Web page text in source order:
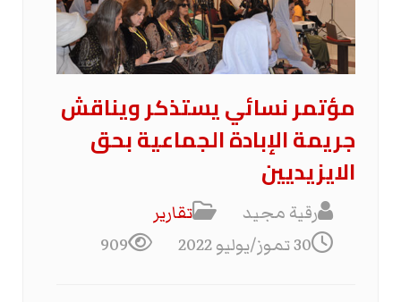
مؤتمر نسائي يستذكر ويناقش
جريمة الإبادة الجماعية بحق
الايزيديين
رقية مجيد
تقارير
30 تموز/يوليو 2022
909